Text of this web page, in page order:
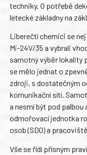
techniky. O potřebě
letecké základny na
Liberečtí chemici se
Mi-24V/35 a vybrali
samotný výběr lokality
se mělo jednat o
zdroji, s dostatečným
komunikační sítí.
a nesmí být pod
odmořovací jednotka
osob (SDO) a
Vše se řídí přísným